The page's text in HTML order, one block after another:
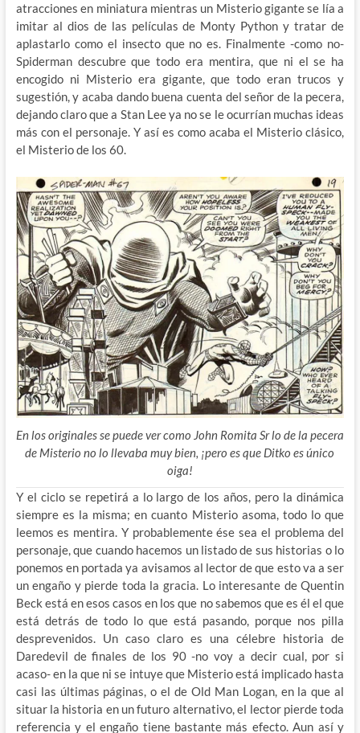
atracciones en miniatura mientras un Misterio gigante se lía a
imitar al dios de las películas de Monty Python y tratar de
aplastarlo como el insecto que no es. Finalmente -como no-
Spiderman descubre que todo era mentira, que ni el se ha
encogido ni Misterio era gigante, que todo eran trucos y
sugestión, y acaba dando buena cuenta del señor de la pecera,
dejando claro que a Stan Lee ya no se le ocurrían muchas ideas
más con el personaje. Y así es como acaba el Misterio clásico,
el Misterio de los 60.
En los originales se puede ver como John Romita Sr lo de la pecera
de Misterio no lo llevaba muy bien, ¡pero es que Ditko es único
oiga!
Y el ciclo se repetirá a lo largo de los años, pero la dinámica
siempre es la misma; en cuanto Misterio asoma, todo lo que
leemos es mentira. Y probablemente ése sea el problema del
personaje, que cuando hacemos un listado de sus historias o lo
ponemos en portada ya avisamos al lector de que esto va a ser
un engaño y pierde toda la gracia. Lo interesante de Quentin
Beck está en esos casos en los que no sabemos que es él el que
está detrás de todo lo que está pasando, porque nos pilla
desprevenidos. Un caso claro es una célebre historia de
Daredevil de finales de los 90 -no voy a decir cual, por si
acaso- en la que ni se intuye que Misterio está implicado hasta
casi las últimas páginas, o el de Old Man Logan, en la que al
situar la historia en un futuro alternativo, el lector pierde toda
referencia y el engaño tiene bastante más efecto. Aun así y